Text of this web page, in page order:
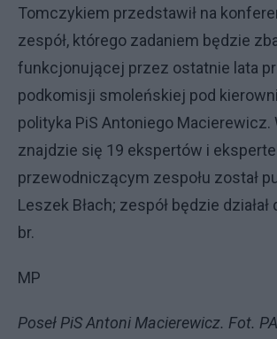
Tomczykiem przedstawił na
zespół, którego zadaniem będzie
funkcjonującej przez ostatnie lata
podkomisji smoleńskiej pod
polityka PiS Antoniego Macierewicz.
znajdzie się 19 ekspertów i
przewodniczącym zespołu został
Leszek Błach; zespół będzie
br.
MP
Poseł PiS Antoni Macierewicz. Fot.